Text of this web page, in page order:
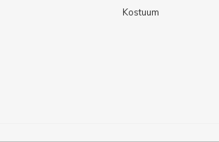
Kostuum